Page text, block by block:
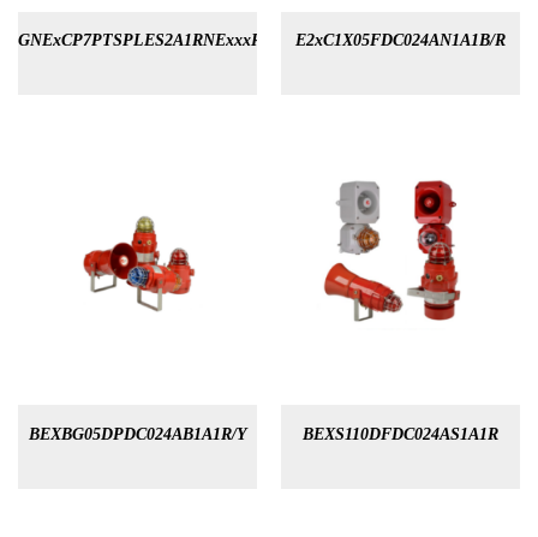
GNExCP7PTSPLES2A1RNExxxR E2xC1X05FDC024AN1A1B/R
BEXBG05DPDC024AB1A1R/Y BEXS110DFDC024AS1A1R